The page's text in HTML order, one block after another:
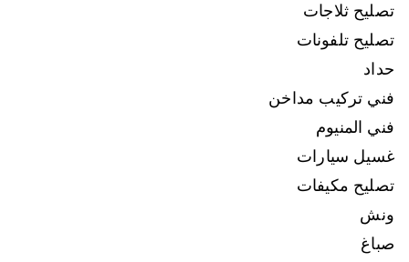
تصليح ثلاجات
تصليح تلفونات
حداد
فني تركيب مداخن
فني المنيوم
غسيل سيارات
تصليح مكيفات
ونش
صباغ